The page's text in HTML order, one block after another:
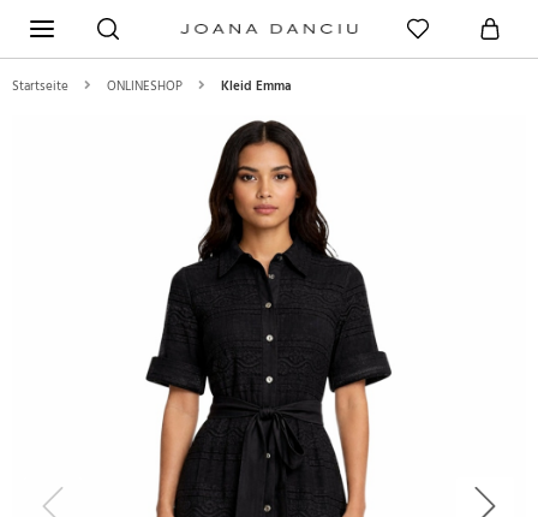
Startseite ONLINESHOP Kleid Emma
Previous Next